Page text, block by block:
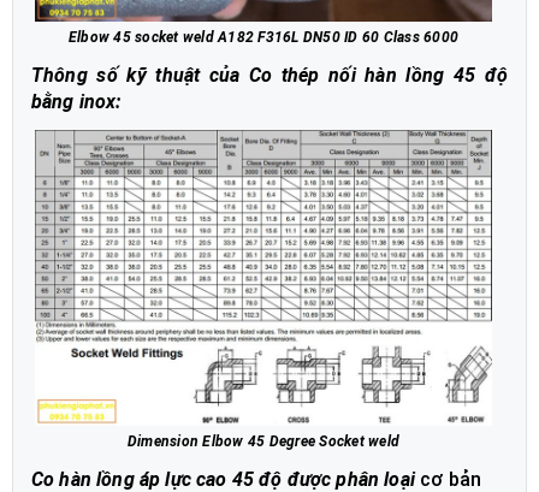
Elbow 45 socket weld A182 F316L DN50 ID 60 Class 6000
Thông số kỹ thuật của Co thép nối hàn lồng 45 độ
bằng inox:
Dimension Elbow 45 Degree Socket weld
Co hàn lồng áp lực cao 45 độ được phân loạicơ bản